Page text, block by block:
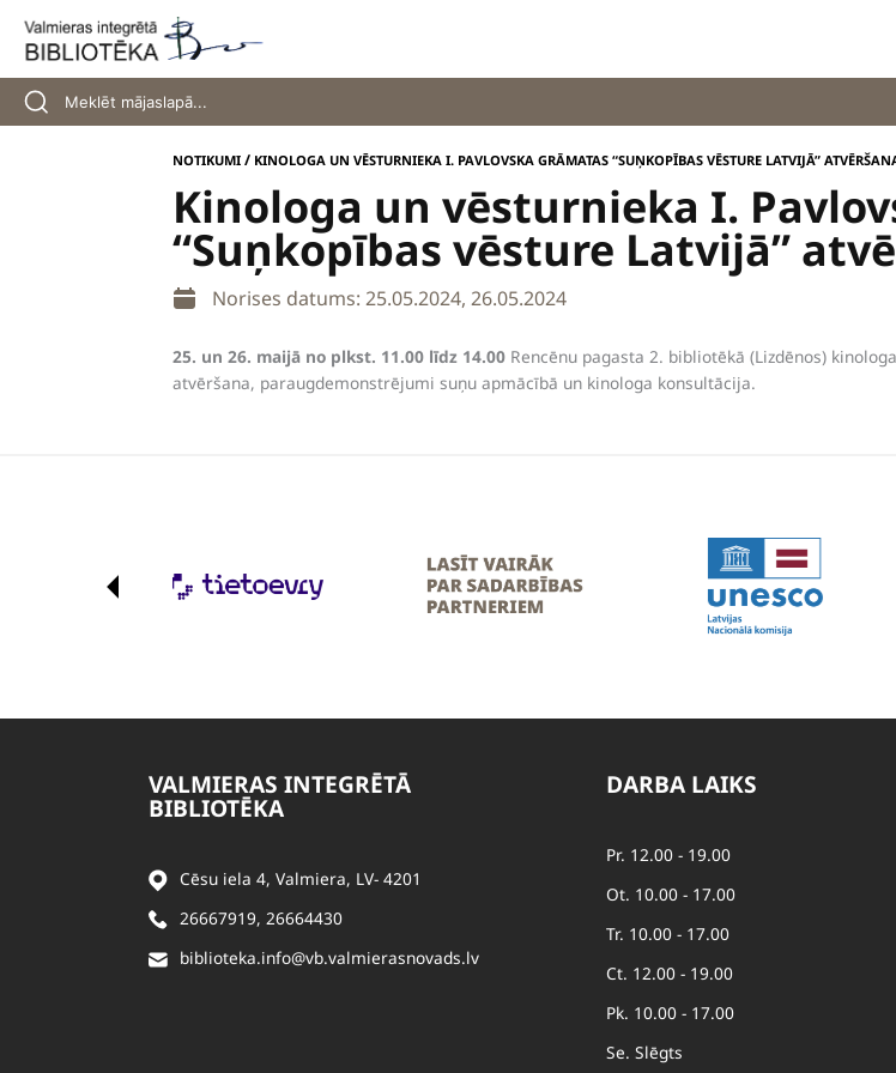
content
NOTIKUMI / KINOLOGA UN VĒSTURNIEKA I. PAVLOVSKA GRĀMATAS “SUŅKOPĪBAS VĒSTURE LATVIJĀ”
Kinologa un vēsturnieka I.
“Suņkopības vēsture Latvijā”
Norises datums: 25.05.2024, 26.05.2024
25. un 26. maijā no plkst. 11.00 līdz 14.00 Rencēnu pagasta 2. bibliotēkā (Lizdēnos)
atvēršana, paraugdemonstrējumi suņu apmācībā un kinologa konsultācija.
VALMIERAS INTEGRĒTĀ
BIBLIOTĒKA
Cēsu iela 4, Valmiera, LV- 4201
26667919, 26664430
biblioteka.info@vb.valmierasnovads.lv
DARBA LAIKS
Pr. 12.00 - 19.00
Ot. 10.00 - 17.00
Tr. 10.00 - 17.00
Ct. 12.00 - 19.00
Pk. 10.00 - 17.00
Se. Slēgts